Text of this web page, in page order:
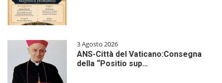
3 Agosto 2026
ANS-Città del Vaticano:Consegna
della “Positio sup…